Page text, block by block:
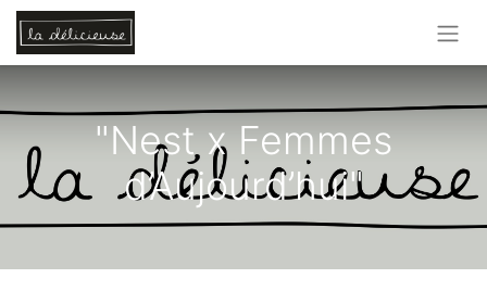
"Nest x Femmes
d’Aujourd’hui"​